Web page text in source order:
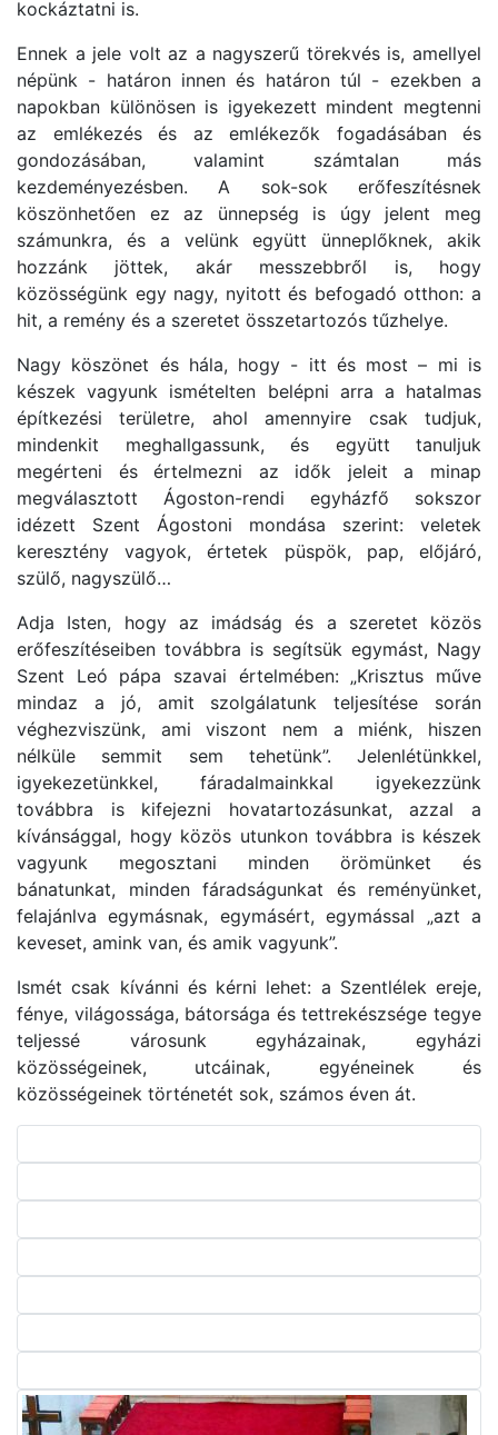
kockáztatni is.
Ennek a jele volt az a nagyszerű törekvés is, amellyel
népünk - határon innen és határon túl - ezekben a
napokban különösen is igyekezett mindent megtenni
az emlékezés és az emlékezők fogadásában és
gondozásában, valamint számtalan más
kezdeményezésben. A sok-sok erőfeszítésnek
köszönhetően ez az ünnepség is úgy jelent meg
számunkra, és a velünk együtt ünneplőknek, akik
hozzánk jöttek, akár messzebbről is, hogy
közösségünk egy nagy, nyitott és befogadó otthon: a
hit, a remény és a szeretet összetartozós tűzhelye.
Nagy köszönet és hála, hogy - itt és most – mi is
készek vagyunk ismételten belépni arra a hatalmas
építkezési területre, ahol amennyire csak tudjuk,
mindenkit meghallgassunk, és együtt tanuljuk
megérteni és értelmezni az idők jeleit a minap
megválasztott Ágoston-rendi egyházfő sokszor
idézett Szent Ágostoni mondása szerint: veletek
keresztény vagyok, értetek püspök, pap, előjáró,
szülő, nagyszülő…
Adja Isten, hogy az imádság és a szeretet közös
erőfeszítéseiben továbbra is segítsük egymást, Nagy
Szent Leó pápa szavai értelmében: „Krisztus műve
mindaz a jó, amit szolgálatunk teljesítése során
véghezviszünk, ami viszont nem a miénk, hiszen
nélküle semmit sem tehetünk”. Jelenlétünkkel,
igyekezetünkkel, fáradalmainkkal igyekezzünk
továbbra is kifejezni hovatartozásunkat, azzal a
kívánsággal, hogy közös utunkon továbbra is készek
vagyunk megosztani minden örömünket és
bánatunkat, minden fáradságunkat és reményünket,
felajánlva egymásnak, egymásért, egymással „azt a
keveset, amink van, és amik vagyunk”.
Ismét csak kívánni és kérni lehet: a Szentlélek ereje,
fénye, világossága, bátorsága és tettrekészsége tegye
teljessé városunk egyházainak, egyházi
közösségeinek, utcáinak, egyéneinek és
közösségeinek történetét sok, számos éven át.